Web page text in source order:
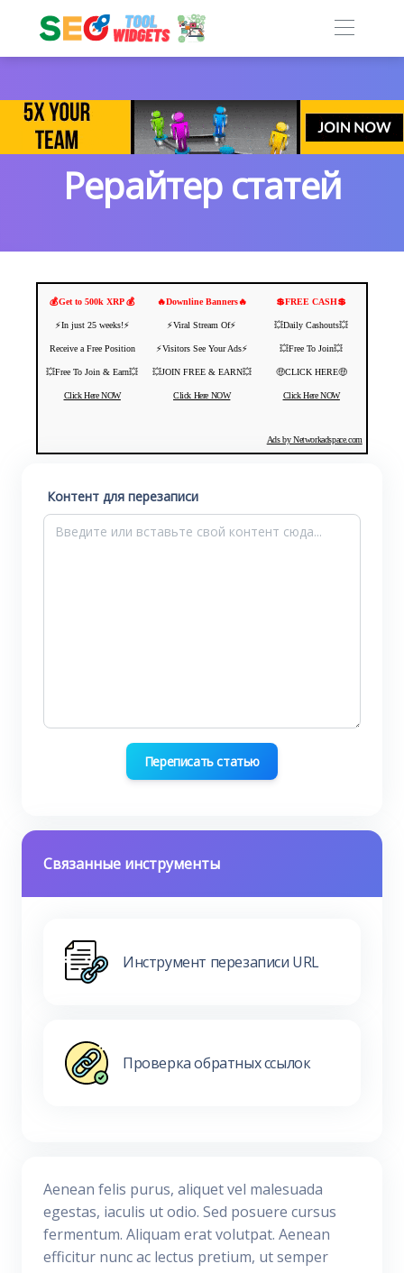
Рерайтер статей
💰Get to 500k XRP 💰
⚡️In just 25 weeks!⚡️
Receive a Free Position
💥Free To Join & Earn💥
Click Here NOW
🔥Downline Banners🔥
⚡️Viral Stream Of⚡️
⚡️Visitors See Your Ads⚡
💥JOIN FREE & EARN💥
Click Here NOW
💲FREE CASH💲
💥Daily Cashouts💥
💥Free To Join💥
🤑CLICK HERE🤑
Click Here NOW
Ads by Networkadspace.com
Контент для перезаписи
Переписать статью
Связанные инструменты
Инструмент перезаписи URL
Проверка обратных ссылок
Aenean felis purus, aliquet vel malesuada
egestas, iaculis ut odio. Sed posuere cursus
fermentum. Aliquam erat volutpat. Aenean
efficitur nunc ac lectus pretium, ut semper